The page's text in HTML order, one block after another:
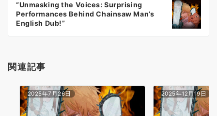
ン
“Unmasking the Voices: Surprising
Performances Behind Chainsaw Man’s
English Dub!”
関連記事
2025年7月26日 2025年12月19日